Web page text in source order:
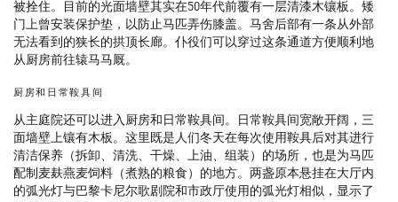
被拴住。目前的光面墙壁其实在50年代前覆有一层清漆木镶板。矮
门上曾安装保护垫，以防止马匹弄伤膝盖。马舍后部有一条从外部
无法看到的狭长的拱顶长廊。仆役们可以穿过这条通道方便顺利地
从厨房前往辕马马厩。
厨房和日常鞍具间
从主庭院还可以进入厨房和日常鞍具间。日常鞍具间宽敞开阔，三
面墙壁上镶有木板。这里既是人们冬天在每次使用鞍具后对其进行
清洁保养（拆卸、清洗、干燥、上油、组装）的场所，也是为马匹
配制麦麸燕麦饲料（煮熟的粮食）的地方。两盏原本悬挂在大厅内
的弧光灯与巴黎卡尼尔歌剧院和市政厅使用的弧光灯相似，显示了